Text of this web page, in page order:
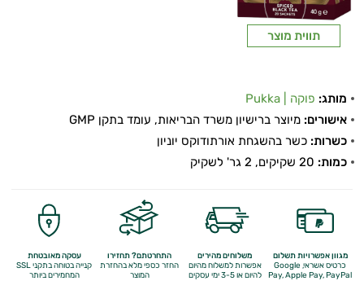
שמירת
תחושת
שובע
תרסיסים
המשקל
תה
תווית מוצר
מותג: פוקה | Pukka
אישורים: מיוצר ברישיון משרד הבריאות, עומד בתקן GMP
כשרות: כשר בהשגחת אורתודוקס יוניון
כמות:
מגוון אפשרויות תשלום
כרטיס אשראי, Google
Pay,Apple Pay, PayPal
משלוחים מהירים
אפשרות למשלוח מהיום
להיום או 3-5 ימי עסקים
התחרטתם? תחזירו
החזר כספי מלאבהחזרת
המוצר
עסקה מאובטחת
קנייה בטוחה בתקני SSL
המחמירים ביותר